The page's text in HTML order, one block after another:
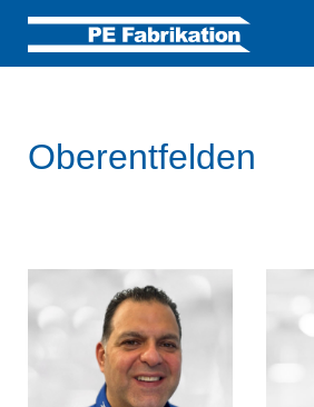
Oberentfelden